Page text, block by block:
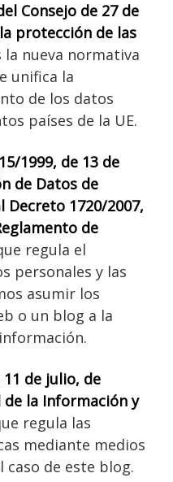
Consejo de 27 de
protección de las
la nueva normativa
unifica la
de los datos
países de la UE.
1999, de 13 de
de Datos de
Decreto 1720/2007,
de
regula el
personales y las
asumir los
o un blog a la
11 de julio, de
de la Información y
regula las
mediante medios
caso de este blog.